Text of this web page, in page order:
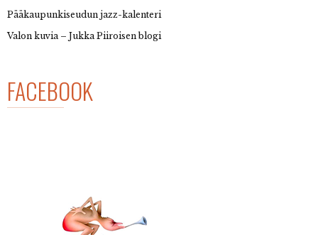
Pääkaupunkiseudun jazz-kalenteri
Valon kuvia – Jukka Piiroisen blogi
FACEBOOK